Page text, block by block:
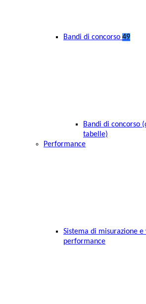
Bandi di concorso 49
Bandi di concorso
tabelle)
Performance
Sistema di misurazione
performance